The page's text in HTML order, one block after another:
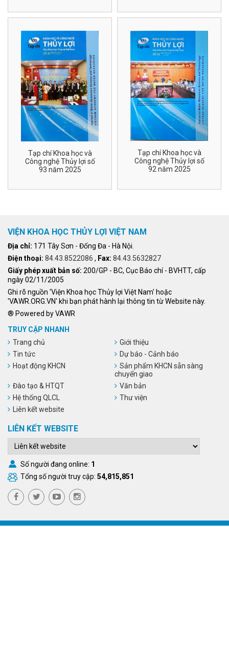
Tạp chí Khoa học và
Công nghệ Thủy lợi số
93 năm 2025
Tạp chí Khoa học và
Công nghệ Thủy lợi số
92 năm 2025
VIỆN KHOA HỌC THỦY LỢI VIỆT NAM
Địa chỉ: 171 Tây Sơn - Đống Đa - Hà Nội.
Điện thoại: 84.43.8522086 , Fax: 84.43.5632827
Giấy phép xuất bản số: 200/GP - BC, Cục Báo chí - BVHTT, cấp
ngày 02/11/2005
Ghi rõ nguồn 'Viện Khoa học Thủy lợi Việt Nam' hoặc
'VAWR.ORG.VN' khi bạn phát hành lại thông tin từ Website này.
® Powered by VAWR
TRUY CẬP NHANH
Trang chủ
Giới thiệu
Tin tức
Dự báo - Cảnh báo
Hoạt động KHCN
Sản phẩm KHCN sẵn sàng
chuyển giao
Đào tạo & HTQT
Văn bản
Hệ thống QLCL
Thư viện
Liên kết website
LIÊN KẾT WEBSITE
Số người đang online: 1
Tổng số người truy cập: 54,815,851